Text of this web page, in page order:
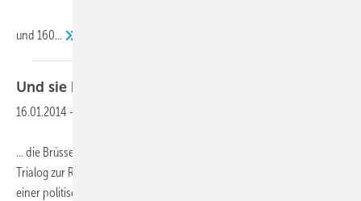
und 160...
Und sie bewegt sich doch
16.01.2014 -
... die Brüsseler EU-kratie! Am 16. Dezember fand der lange ersehnte 4.
Trialog zur Revision der F-Gase-Verordnung statt und wurde in Form
einer politischen Einigung abgeschlossen. Die wichtigsten Eckpunkte: